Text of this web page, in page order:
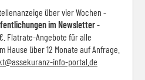
über vier Wochen -
im Newsletter-
Flatrate-Angebote für alle
Hause über 12 Monate auf Anfrage.
info-portal.de